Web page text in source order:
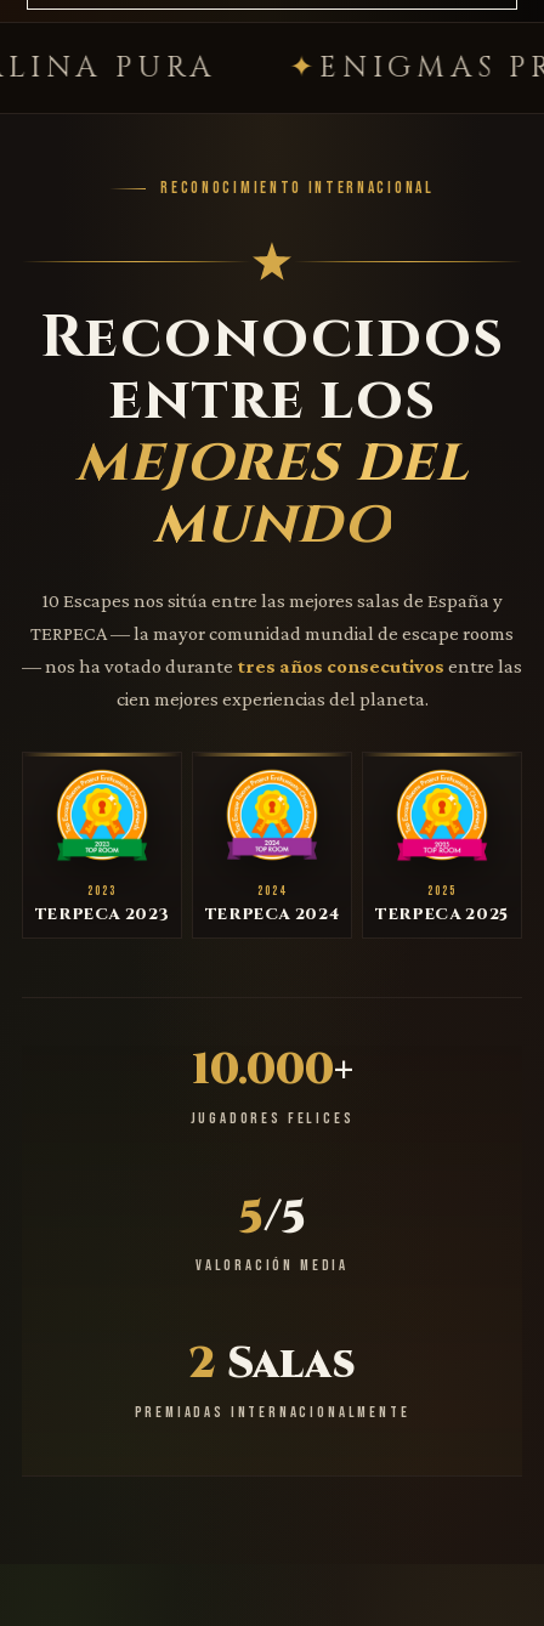
ENIGMAS
RECONOCIMIENTO INTERNACIONAL
Reconocidos
entre los
mejores del
mundo
10 Escapes nos sitúa entre las mejores salas de España y
TERPECA — la mayor comunidad mundial de escape rooms
— nos ha votado durante tres años consecutivos entre las
cien mejores experiencias del planeta.
2023
TERPECA 2023
2024
TERPECA 2024
2025
TERPECA 2025
10.000+
JUGADORES FELICES
5/5
VALORACIÓN MEDIA
2 Salas
PREMIADAS INTERNACIONALMENTE